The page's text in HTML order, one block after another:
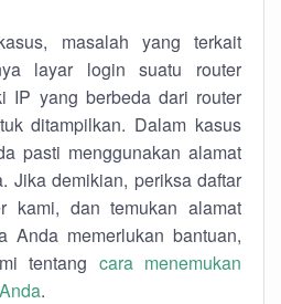
masalah yang terkait
layar login suatu router
IP yang berbeda dari router
ditampilkan. Dalam kasus
pasti menggunakan alamat
Jika demikian, periksa daftar
kami, dan temukan alamat
Anda memerlukan bantuan,
tentang cara menemukan
.